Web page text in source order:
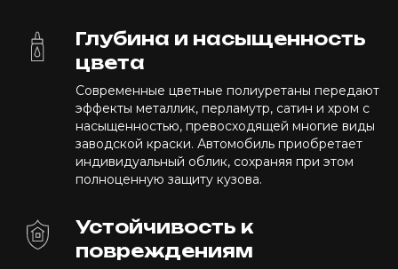
Глубина и насыщенность
цвета
Современные цветные полиуретаны передают
эффекты металлик, перламутр, сатин и хром с
насыщенностью, превосходящей многие виды
заводской краски. Автомобиль приобретает
индивидуальный облик, сохраняя при этом
полноценную защиту кузова.
Устойчивость к
повреждениям